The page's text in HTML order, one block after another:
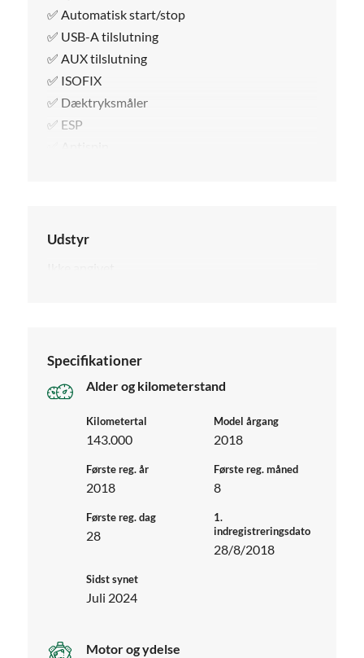
✅ Automatisk start/stop
✅ USB-A tilslutning
✅ AUX tilslutning
✅ ISOFIX
✅ Dæktryksmåler
✅ ESP
Udstyr
Specifikationer
Alder og kilometerstand
Kilometertal
143.000
Model årgang
2018
Første reg. år
2018
Første reg. måned
8
Første reg. dag
28
1.
indregistreringsdato
28/8/2018
Sidst synet
Juli 2024
Motor og ydelse